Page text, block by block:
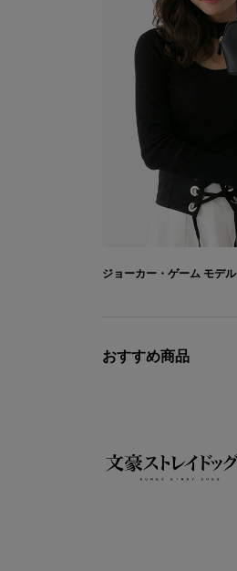
ジョーカー・ゲーム モデ
おすすめ商品